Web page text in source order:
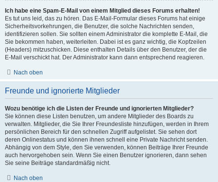
Ich habe eine Spam-E-Mail von einem Mitglied dieses Forums erhalten!
Es tut uns leid, das zu hören. Das E-Mail-Formular dieses Forums hat einige
Sicherheitsvorkehrungen, die Benutzer, die solche Nachrichten senden,
identifizieren sollen. Sie sollten einem Administrator die komplette E-Mail, die
Sie bekommen haben, weiterleiten. Dabei ist es ganz wichtig, die Kopfzeilen
(Headers) mitzuschicken. Diese enthalten Details über den Benutzer, der die
E-Mail verschickt hat. Der Administrator kann dann entsprechend reagieren.
Nach oben
Freunde und ignorierte Mitglieder
Wozu benötige ich die Listen der Freunde und ignorierten Mitglieder?
Sie können diese Listen benutzen, um andere Mitglieder des Boards zu
verwalten. Mitglieder, die Sie Ihrer Freundesliste hinzufügen, werden in Ihrem
persönlichen Bereich für den schnellen Zugriff aufgelistet. Sie sehen dort
deren Onlinestatus und können ihnen schnell eine Private Nachricht senden.
Abhängig von dem Style, den Sie verwenden, können Beiträge Ihrer Freunde
auch hervorgehoben sein. Wenn Sie einen Benutzer ignorieren, dann sehen
Sie seine Beiträge standardmäßig nicht.
Nach oben